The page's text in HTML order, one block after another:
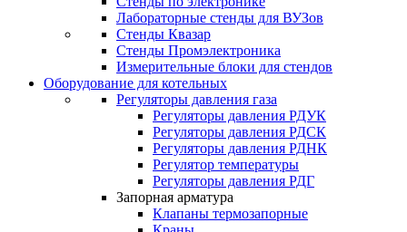
Лабораторные стенды для ВУЗов
Стенды Квазар
Стенды Промэлектроника
Измерительные блоки для стендов
Оборудование для котельных
Регуляторы давления газа
Регуляторы давления РДУК
Регуляторы давления РДСК
Регуляторы давления РДНК
Регулятор температуры
Регуляторы давления РДГ
Запорная арматура
Клапаны термозапорные